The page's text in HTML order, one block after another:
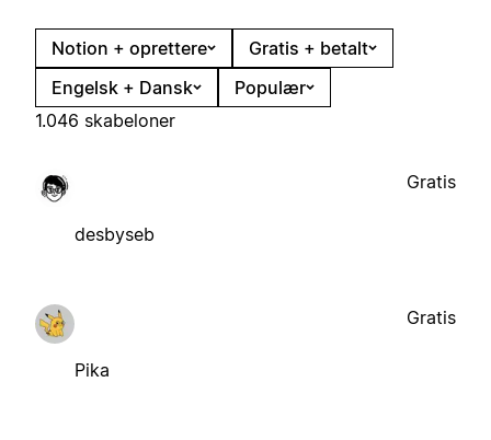
Notion + oprettere
Gratis + betalt
Engelsk + Dansk
Populær
1.046 skabeloner
desbyseb
Gratis
Pika
Gratis